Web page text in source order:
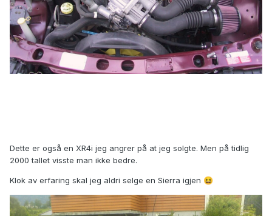
Dette er også en XR4i jeg angrer på at jeg solgte. Men på tidlig
2000 tallet visste man ikke bedre.
Klok av erfaring skal jeg aldri selge en Sierra igjen 😆